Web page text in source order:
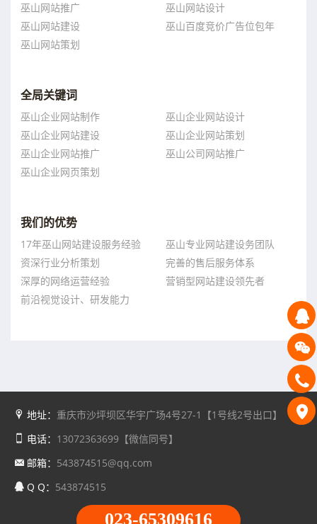
巫山网站推广
巫山网站设计
巫山网站建设
巫山百度竞价广告位包年
巫山网站策划
全局关键词
巫山企业网站制作
巫山企业网站设计
巫山企业网站建设
巫山企业网站策划
巫山企业网站推广
巫山公司网站推广
巫山企业网页策划
我们的优势
17年巫山网站建设服务经验
巫山专业网站建设务团队
资深行业分析策划
完善的售后服务体系
深厚的网络运营经验
营销型网站建设领先者
前沿视觉设计、研发能力
地址： 重庆市沙坪坝区华宇广场4号27-1【1号线2号出口】
电话： 13072363699【微信同号】
邮箱： 543874515@qq.com
Q Q： 543874515
023-65309616